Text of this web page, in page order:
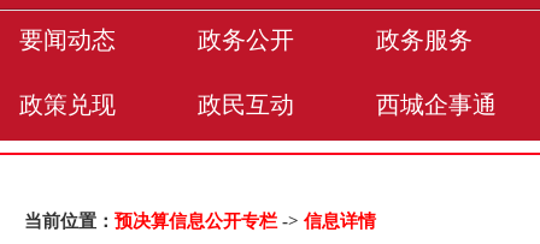
要闻动态 政务公开 政务服务
政策兑现 政民互动 西城企事通
当前位置： 预决算信息公开专栏 -> 信息详情